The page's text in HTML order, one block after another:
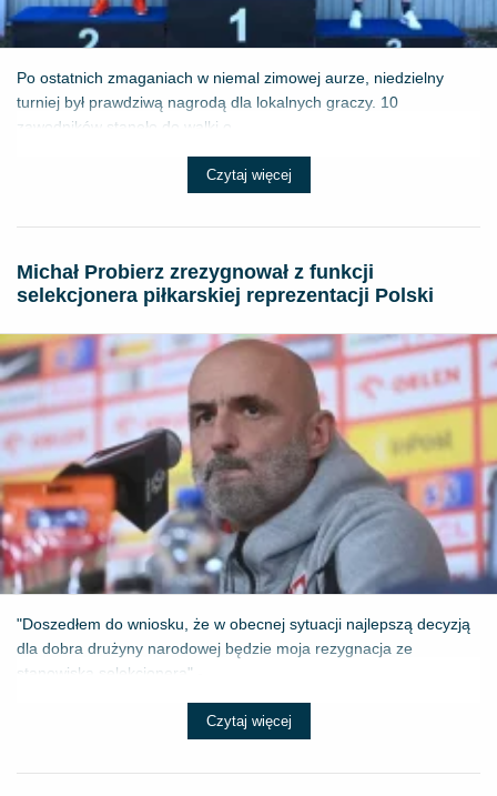
Po ostatnich zmaganiach w niemal zimowej aurze, niedzielny
turniej był prawdziwą nagrodą dla lokalnych graczy. 10
zawodników stanęło do walki o ...
Czytaj więcej
Michał Probierz zrezygnował z funkcji
selekcjonera piłkarskiej reprezentacji Polski
"Doszedłem do wniosku, że w obecnej sytuacji najlepszą decyzją
dla dobra drużyny narodowej będzie moja rezygnacja ze
stanowiska selekcjonera" - ...
Czytaj więcej